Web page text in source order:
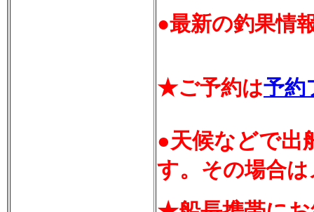
●最新の釣果情
★ご予約は予約
●天候などで出
す。 その場合